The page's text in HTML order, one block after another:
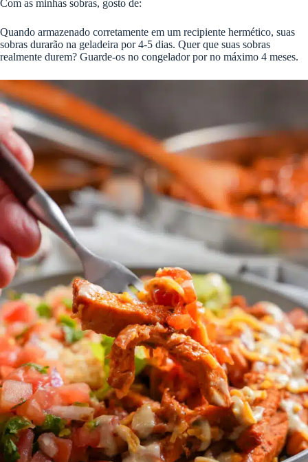
Com as minhas sobras, gosto de:
Quando armazenado corretamente em um recipiente hermético, suas
sobras durarão na geladeira por 4-5 dias. Quer que suas sobras
realmente durem? Guarde-os no congelador por no máximo 4 meses.